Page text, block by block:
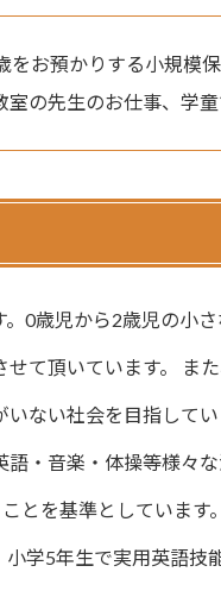
をお預かりする小規模
室の先生のお仕事、学
0歳児から2歳児の小
て頂いています。 ま
ない社会を目指して
・音楽・体操等様々
とを基準としていま
学5年生で実用英語技